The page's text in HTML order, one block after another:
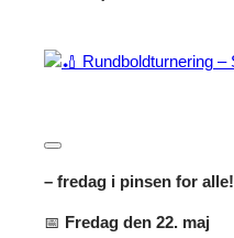
– fredag i pinsen for alle!
📅 Fredag den 22. maj